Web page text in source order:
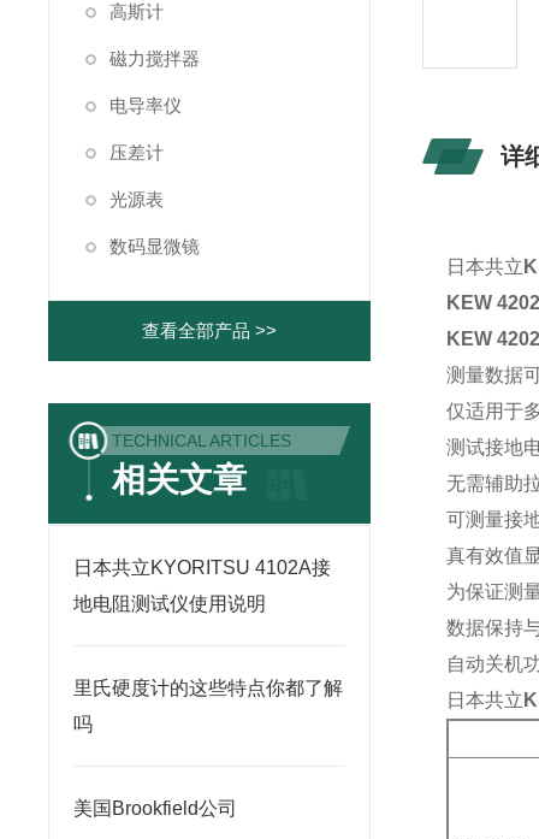
高斯计
磁力搅拌器
电导率仪
压差计
光源表
数码显微镜
查看全部产品 >>
TECHNICAL ARTICLES
相关文章
日本共立KYORITSU 4102A接
地电阻测试仪使用说明
里氏硬度计的这些特点你都了解
吗
美国Brookfield公司
详
日本共立
KEW
KEW
测量数据
仅适用于
测试接地
无需辅助
可测量接
真有效值
为保证测
数据保持
自动关机
日本共立